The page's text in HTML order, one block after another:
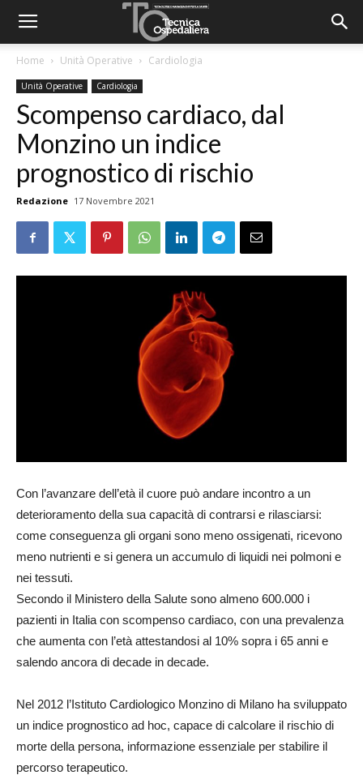
Home Unità Operative Cardiologia
Unità Operative Cardiologia
Scompenso cardiaco, dal
Monzino un indice
prognostico di rischio
Redazione 17 Novembre 2021
Con l’avanzare dell’età il cuore può andare incontro a un
deterioramento della sua capacità di contrarsi e rilasciarsi:
come conseguenza gli organi sono meno ossigenati, ricevono
meno nutrienti e si genera un accumulo di liquidi nei polmoni e
nei tessuti.
Secondo il Ministero della Salute sono almeno 600.000 i
pazienti in Italia con scompenso cardiaco, con una prevalenza
che aumenta con l’età attestandosi al 10% sopra i 65 anni e
salendo ancora di decade in decade.
Nel 2012 l’Istituto Cardiologico Monzino di Milano ha sviluppato
un indice prognostico ad hoc, capace di calcolare il rischio di
morte della persona, informazione essenziale per stabilire il
percorso terapeutico.